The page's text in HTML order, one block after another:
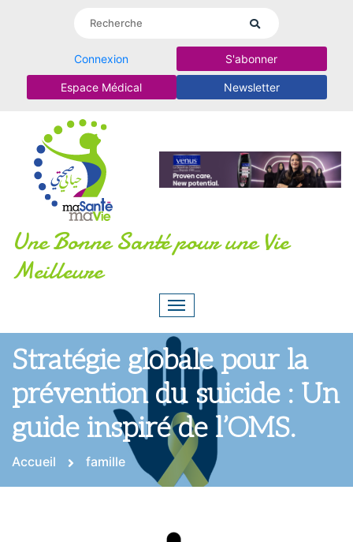
Connexion S'abonner
Espace Médical Newsletter
Une Bonne Santé pour une Vie
Meilleure
Stratégie globale pour la
prévention du suicide : Un
guide inspiré de l’OMS.
Accueil famille